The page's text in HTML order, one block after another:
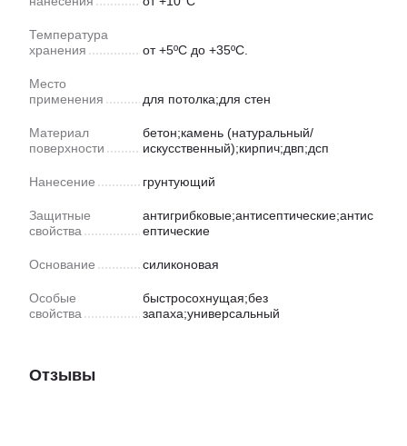
Температура
хранения
от +5ºС до +35ºС.
Место
применения
для потолка;для стен
Материал
поверхности
бетон;камень (натуральный/
искусственный);кирпич;двп;дсп
Нанесение грунтующий
Защитные
свойства
антигрибковые;антисептические;антис
ептические
Основание силиконовая
Особые
свойства
быстросохнущая;без
запаха;универсальный
Отзывы